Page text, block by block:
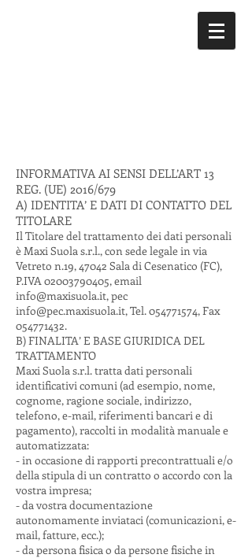
INFORMATIVA AI SENSI DELL’ART 13
REG. (UE) 2016/679
A) IDENTITA’ E DATI DI CONTATTO DEL
TITOLARE
Il Titolare del trattamento dei dati personali
è Maxi Suola s.r.l., con sede legale in via
Vetreto n.19, 47042 Sala di Cesenatico (FC),
P.IVA02003790405, email
info@maxisuola.it, pec
info@pec.maxisuola.it, Tel.054771574, Fax
054771432.
B) FINALITA’ E BASE GIURIDICA DEL
TRATTAMENTO
Maxi Suola s.r.l. tratta dati personali
identificativi comuni (ad esempio, nome,
cognome, ragione sociale, indirizzo,
telefono, e-mail, riferimenti bancari e di
pagamento), raccolti in modalità manuale e
automatizzata:
- in occasione di rapporti precontrattuali e/o
della stipula di un contratto o accordo con la
vostra impresa;
- da vostra documentazione
autonomamente inviataci (comunicazioni, e-
mail, fatture, ecc.);
- da persona fisica o da persone fisiche in